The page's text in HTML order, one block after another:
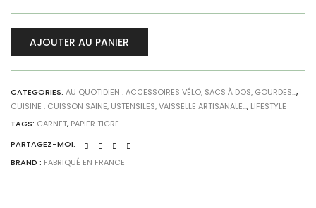
AJOUTER AU PANIER
CATEGORIES: AU QUOTIDIEN : ACCESSOIRES VÉLO, SACS À DOS, GOURDES...,
CUISINE : CUISSON SAINE, USTENSILES, VAISSELLE ARTISANALE..., LIFESTYLE
TAGS: CARNET, PAPIER TIGRE
PARTAGEZ-MOI:
BRAND : FABRIQUÉ EN FRANCE